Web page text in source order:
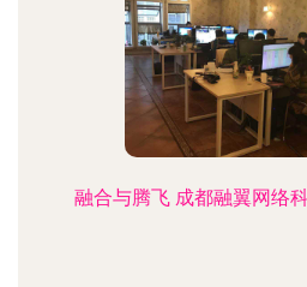
融合与腾飞 成都融翼网络